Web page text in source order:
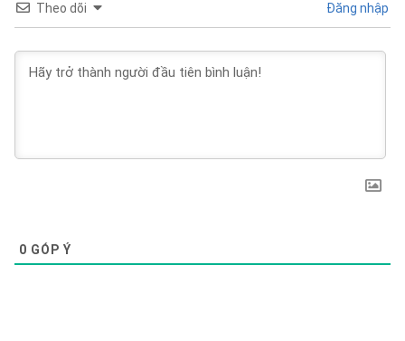
Theo dõi Đăng nhập
0 GÓP Ý